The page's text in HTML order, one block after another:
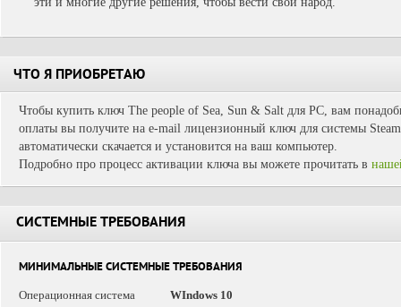
ЧТО Я ПРИОБРЕТАЮ
Чтобы купить ключ The people of Sea, Sun & Salt для PC, вам
оплаты вы получите на e-mail лицензионный ключ для системы
автоматически скачается и установится на ваш компьютер.
Подробно про процесс активации ключа вы можете прочитать в
СИСТЕМНЫЕ ТРЕБОВАНИЯ
МИНИМАЛЬНЫЕ СИСТЕМНЫЕ ТРЕБОВАНИЯ
Операционная система
WIndows 10